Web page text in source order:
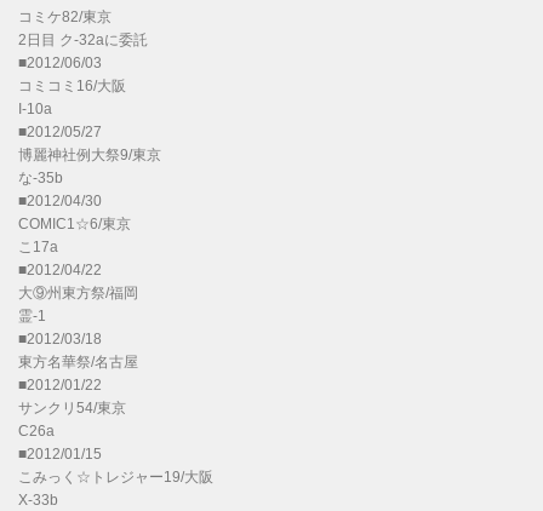
コミケ82/東京
2日目 ク-32aに委託
■2012/06/03
コミコミ16/大阪
I-10a
■2012/05/27
博麗神社例大祭9/東京
な-35b
■2012/04/30
COMIC1☆6/東京
こ17a
■2012/04/22
大⑨州東方祭/福岡
霊-1
■2012/03/18
東方名華祭/名古屋
■2012/01/22
サンクリ54/東京
C26a
■2012/01/15
こみっく☆トレジャー19/大阪
X-33b